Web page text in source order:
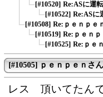
[#10520] Re:ASに運
[#10522] Re:ASに
[#10508] Re:ｐｅｎｐｅ
[#10519] Re:ｐｅｎ
[#10525] Re:ｐｅ
[#10505] ｐｅｎｐｅｎさ
レス 頂いてたんで